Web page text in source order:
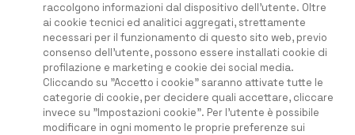
raccolgono informazioni dal dispositivo dell'utente. Oltre
ai cookie tecnici ed analitici aggregati, strettamente
necessari per il funzionamento di questo sito web, previo
consenso dell'utente, possono essere installati cookie di
profilazione e marketing e cookie dei social media.
Cliccando su "Accetto i cookie" saranno attivate tutte le
categorie di cookie, per decidere quali accettare, cliccare
invece su "Impostazioni cookie". Per l'utente è possibile
modificare in ogni momento le proprie preferenze sui